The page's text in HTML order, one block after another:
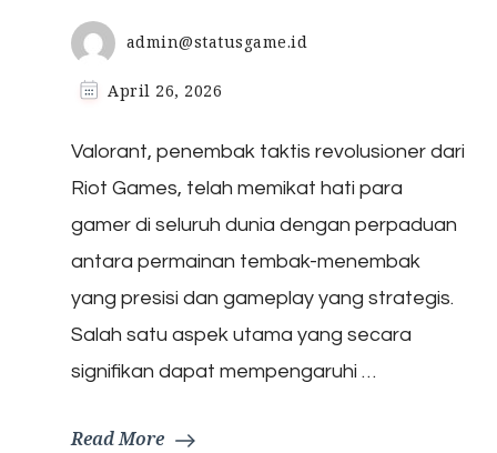
admin@statusgame.id
April 26, 2026
Valorant, penembak taktis revolusioner dari
Riot Games, telah memikat hati para
gamer di seluruh dunia dengan perpaduan
antara permainan tembak-menembak
yang presisi dan gameplay yang strategis.
Salah satu aspek utama yang secara
signifikan dapat mempengaruhi …
Read More